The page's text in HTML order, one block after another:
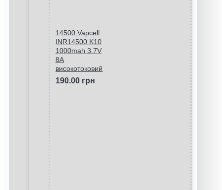
14500 Vapcell
INR14500 K10
1000mah 3.7V
8A
високотоковий
190.00 грн